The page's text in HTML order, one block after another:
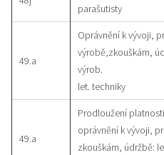
parašutisty
49.a
Oprávnění k vývoji,
výrobě,zkouškám,
výrob.
let. techniky
49.a
Prodloužení
oprávnění k vývoji,
zkouškám, údržbě: